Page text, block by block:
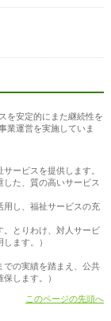
を安定的にまた継続性を
業運営を実施していま
ービスを提供します。
した、質の高いサービス
用し、福祉サービスの充
。とりわけ、対人サービ
ます。）
での実績を踏まえ、公共
します。）
このページの先頭へ